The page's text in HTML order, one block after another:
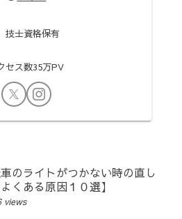
技士資格保有
セス数35万PV
のライトがつかない時の直し
くある原因１０選】
views